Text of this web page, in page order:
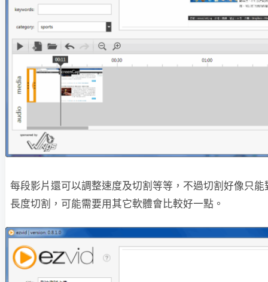
每段影片還可以調整速度及切割等等，不過切割好像只
長度切割，可能需要用其它軟體會比較好一點。